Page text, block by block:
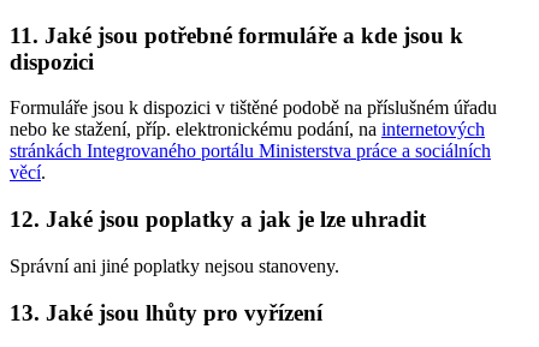
11. Jaké jsou potřebné formuláře a kde jsou k
dispozici
Formuláře jsou k dispozici v tištěné podobě na příslušném úřadu
nebo ke stažení, příp. elektronickému podání, na internetových
stránkách Integrovaného portálu Ministerstva práce a sociálních
věcí.
12. Jaké jsou poplatky a jak je lze uhradit
Správní ani jiné poplatky nejsou stanoveny.
13. Jaké jsou lhůty pro vyřízení